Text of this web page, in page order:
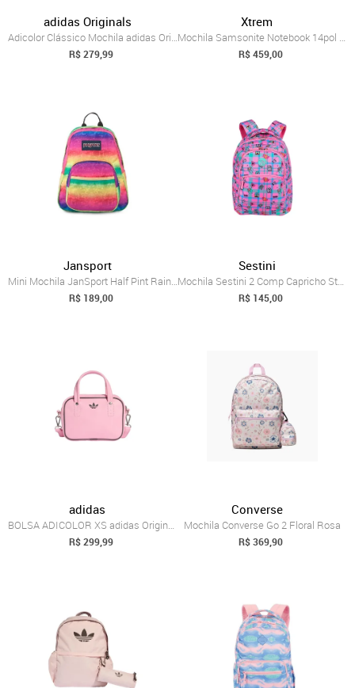
adidas Originals
Adicolor Clássico Mochila adidas Originals Rosa
R$ 279,99
Xtrem
Mochila Samsonite Notebook 14pol 4pkt Yourban Rosa
R$ 459,00
Jansport
Mini Mochila JanSport Half Pint Rainbow ...
R$ 189,00
Sestini
Mochila Sestini 2 Comp Capricho Student ...
R$ 145,00
adidas
BOLSA ADICOLOR XS adidas Originals Rosa
R$ 299,99
Converse
Mochila Converse Go 2 Floral Rosa
R$ 369,90